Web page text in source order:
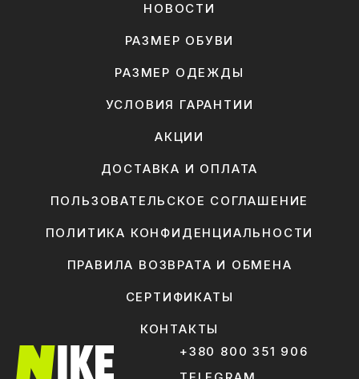
НОВОСТИ
РАЗМЕР ОБУВИ
РАЗМЕР ОДЕЖДЫ
УСЛОВИЯ ГАРАНТИИ
АКЦИИ
ДОСТАВКА И ОПЛАТА
ПОЛЬЗОВАТЕЛЬСКОЕ СОГЛАШЕНИЕ
ПОЛИТИКА КОНФИДЕНЦИАЛЬНОСТИ
ПРАВИЛА ВОЗВРАТА И ОБМЕНА
СЕРТИФИКАТЫ
КОНТАКТЫ
+380 800 351 906